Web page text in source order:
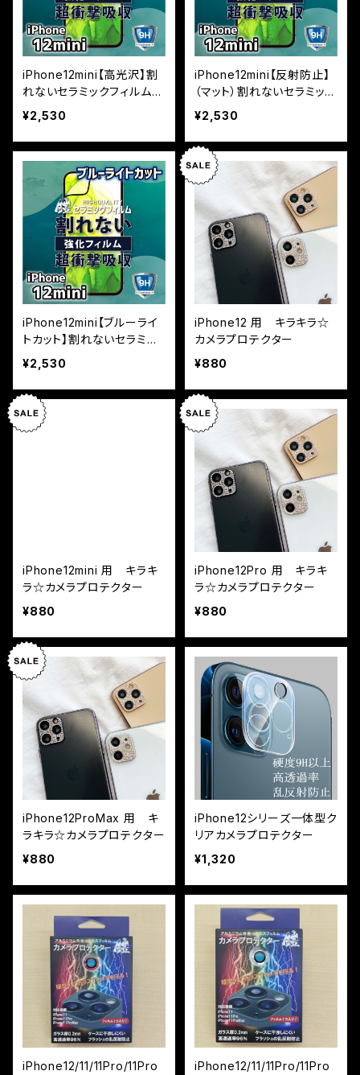
iPhone12mini【高光沢】割
れないセラミックフィルム
『鎧』全面フルカバー
¥2,530
iPhone12mini【反射防止】
（マット）割れないセラミック
フィルム『鎧』全面フルカバ
¥2,530
iPhone12mini【ブルーライ
トカット】割れないセラミッ
クフィルム『鎧』全面フルカ
バー
¥2,530
iPhone12 用 キラキラ☆
カメラプロテクター
¥880
iPhone12mini 用 キラキ
ラ☆カメラプロテクター
¥880
iPhone12Pro 用 キラキ
ラ☆カメラプロテクター
¥880
iPhone12ProMax 用 キ
ラキラ☆カメラプロテクター
¥880
iPhone12シリーズ一体型ク
リアカメラプロテクター
¥1,320
iPhone12/11/11Pro/11Pro
iPhone12/11/11Pro/11Pro